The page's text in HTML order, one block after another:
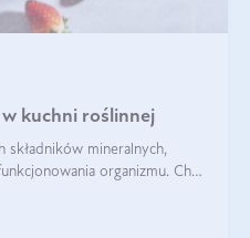
kuchni roślinnej
składników mineralnych,
organizmu. Choć